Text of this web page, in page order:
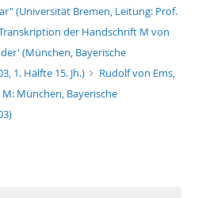
(Universität Bremen, Leitung: Prof.
der Handschrift M von
(München, Bayerische
1. Hälfte 15. Jh.)
Rudolf von Ems,
München, Bayerische